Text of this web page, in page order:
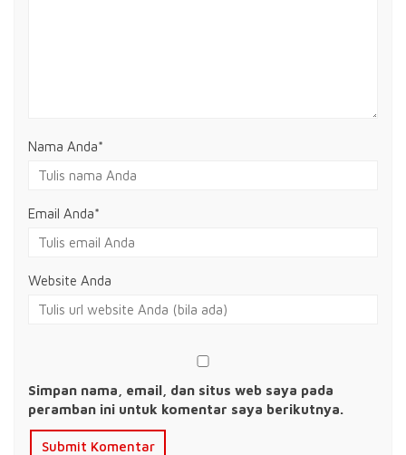
Nama Anda*
Email Anda*
Website Anda
Simpan nama, email, dan situs web saya pada
peramban ini untuk komentar saya berikutnya.